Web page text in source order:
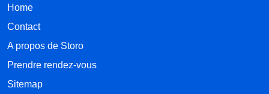
Home
Contact
A propos de Storo
Prendre rendez-vous
Sitemap